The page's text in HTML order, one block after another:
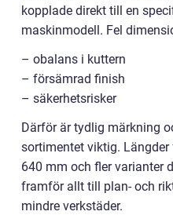
kopplade direkt till en
maskinmodell. Fel
– obalans i kuttern
– försämrad finish
– säkerhetsrisker
Därför är tydlig märkning
sortimentet viktig.
640 mm och fler varianter
framför allt till plan- och
mindre verkstäder.